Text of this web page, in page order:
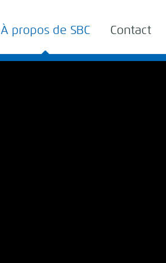
À propos de SBC Contact